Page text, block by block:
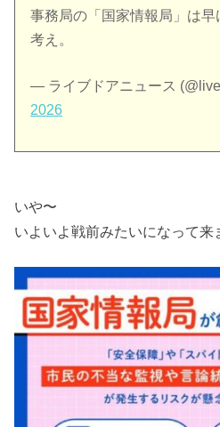
事務局の「国家情報局」は
考え。
— ライブドアニュース
2026
いや〜
いよいよ戦前みたいになって来